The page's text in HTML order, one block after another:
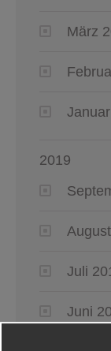
März
2019
Juli
Juni